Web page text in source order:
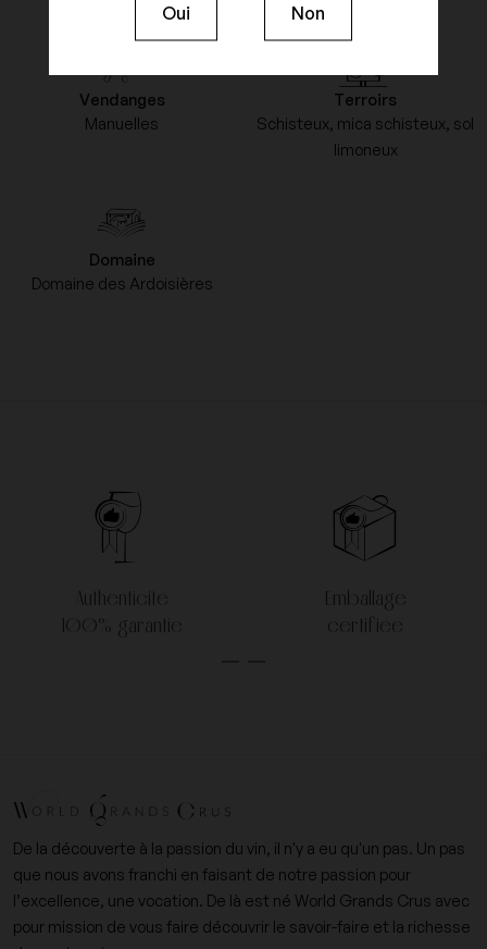
Oui Non
Vendanges
Manuelles
Terroirs
Schisteux, mica schisteux, sol
limoneux
Domaine
Domaine des Ardoisières
Authenticité
100% garantie
Emballage
certifiée
De la découverte à la passion du vin, il n'y a eu qu'un pas. Un pas
que nous avons franchi en faisant de notre passion pour
l’excellence, une vocation. De là est né World Grands Crus avec
pour mission de vous faire découvrir le savoir-faire et la richesse